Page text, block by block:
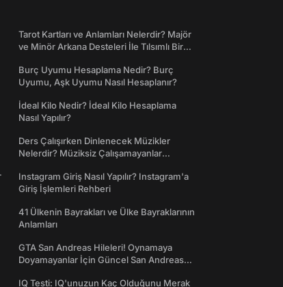
Tarot Kartları ve Anlamları Nelerdir? Majör
ve Minör Arkana Desteleri İle Tılsımlı Bir
Burç Uyumu Hesaplama Nedir? Burç
Uyumu, Aşk Uyumu Nasıl Hesaplanır?
İdeal Kilo Nedir? İdeal Kilo Hesaplama
Nasıl Yapılır?
Ders Çalışırken Dinlenecek Müzikler
Nelerdir? Müziksiz Çalışamayanlar
Instagram Giriş Nasıl Yapılır? Instagram'a
Giriş İşlemleri Rehberi
41 Ülkenin Bayrakları ve Ülke Bayraklarının
Anlamları
GTA San Andreas Hileleri! Oynamaya
Doyamayanlar İçin Güncel San Andreas
IQ Testi: IQ'unuzun Kaç Olduğunu Merak